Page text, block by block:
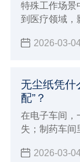
特殊工作场景
到医疗领域，
挑选适合的防
2026-03-
无尘纸凭什
配”？
在电子车间，
失；制药车间
洁革命”，而
2026-03-